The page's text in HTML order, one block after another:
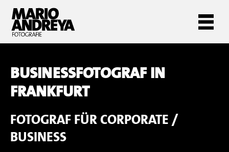
BUSINESSFOTOGRAF IN
FRANKFURT
FOTOGRAF FÜR CORPORATE /
BUSINESS